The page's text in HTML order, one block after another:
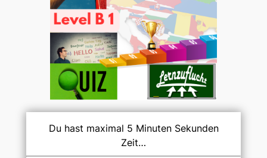
Du hast maximal 5 Minuten Sekunden
Zeit…